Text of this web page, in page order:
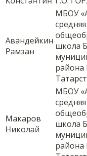
Авандейкин
Рамзан
МБОУ
средняя
школа
района
Макаров
Николай
МБОУ
средняя
школа
района